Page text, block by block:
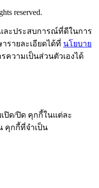
reserved.
ละประสบการณ์ที่ดีในการ
รายละเอียดได้ที่ นโยบาย
ความเป็นส่วนตัวเองได้
ปิด/ปิด คุกกี้ในแต่ละ
คุกกี้ที่จำเป็น